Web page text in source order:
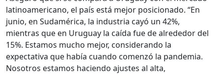
latinoamericano, el país está mejor posicionado. “En
junio, en Sudamérica, la industria cayó un 42%,
mientras que en Uruguay la caída fue de alrededor del
15%. Estamos mucho mejor, considerando la
expectativa que había cuando comenzó la pandemia.
Nosotros estamos haciendo ajustes al alta,